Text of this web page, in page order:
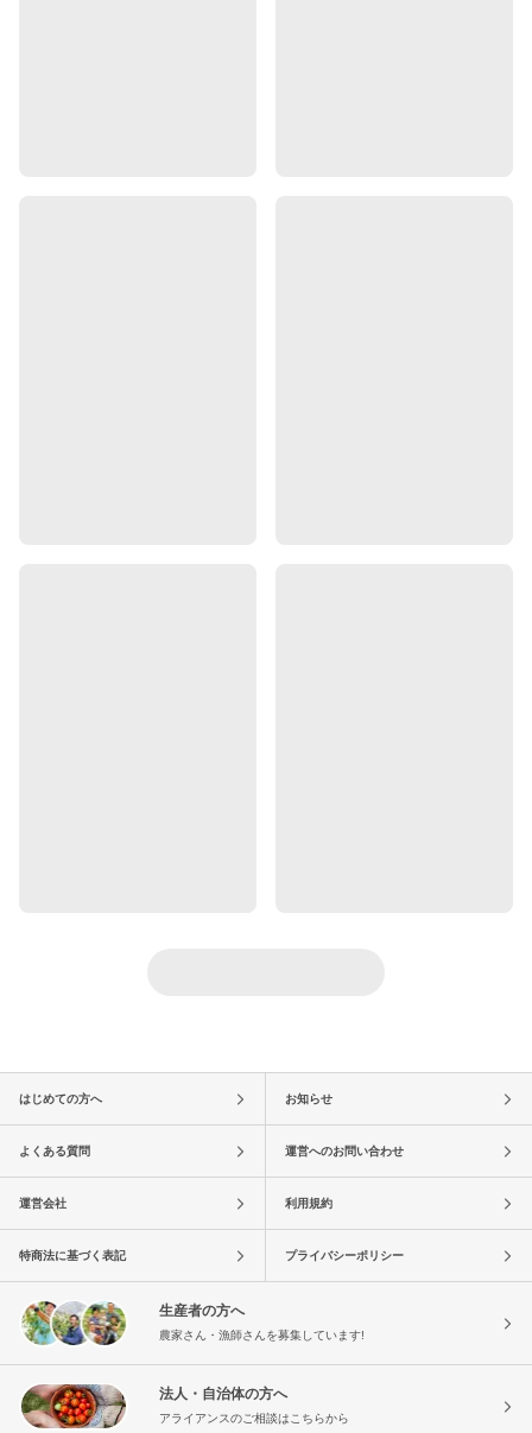
はじめての方へ お知らせ
よくある質問 運営へのお問い合わせ
運営会社 利用規約
特商法に基づく表記 プライバシーポリシー
生産者の方へ
農家さん・漁師さんを募集しています!
法人・自治体の方へ
アライアンスのご相談はこちらから